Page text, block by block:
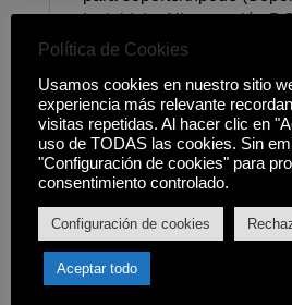
incluido) • Alimentación
12V - 7Ah • Entradas: -
6.3mm - Entrada de línea
- Salida de línea RCA •
Altavoz Autoamplificado -
distancia - 1x Manual en
Productos
Política de Cookies
Usamos cookies en nuestro sitio
experiencia más relevante
visitas repetidas. Al hacer clic en
uso de TODAS las cookies. Sin
"Configuración de cookies" para
consentimiento controlado.
Configuración de cookies
Aceptar todo